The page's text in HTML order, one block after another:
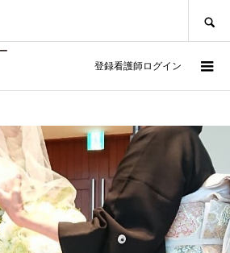
登録看護師ログイン